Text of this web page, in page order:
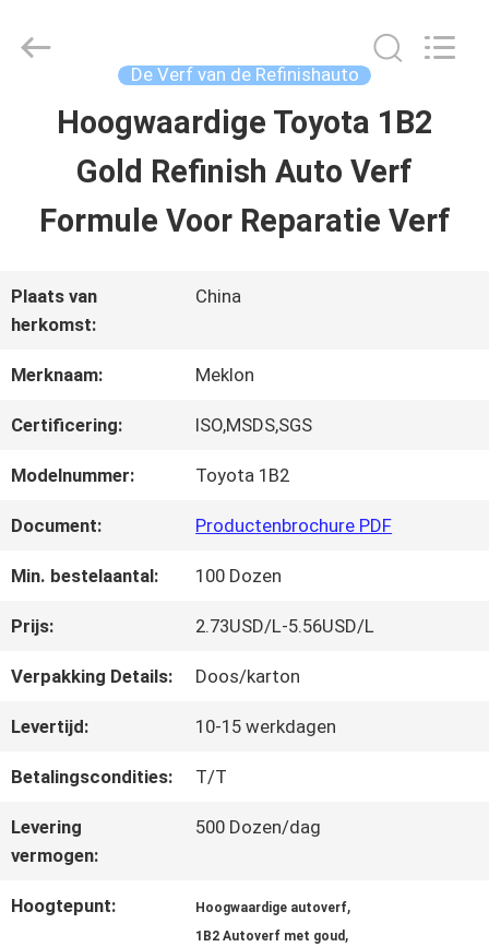
THUIS
PRODUCTEN
VIDEOS
OVER
ONS
KWALITEITSCONTROLE
CONTACTEER
ONS
NIEUWS
VRAAG
EEN
Meklon
De Verf van de Refinishauto
Hoogwaardige Toyota 1B2
Gold Refinish Auto Verf
Formule Voor Reparatie Verf
Plaats van
herkomst:
China
Merknaam: Meklon
Certificering: ISO,MSDS,SGS
Modelnummer: Toyota 1B2
Document: Productenbrochure PDF
Min. bestelaantal: 100 Dozen
Prijs: 2.73USD/L-5.56USD/L
Verpakking Details: Doos/karton
Levertijd: 10-15 werkdagen
Betalingscondities: T/T
Levering
vermogen:
500 Dozen/dag
Hoogtepunt: Hoogwaardige autoverf,
1B2 Autoverf met goud ,